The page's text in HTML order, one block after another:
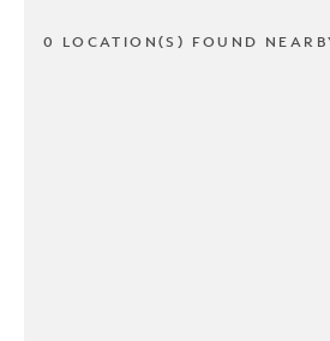
0 LOCATION(S) FOUND